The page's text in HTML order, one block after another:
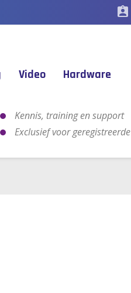
assignment_ind
Video Hardware
Kennis, training en support
Exclusief voor